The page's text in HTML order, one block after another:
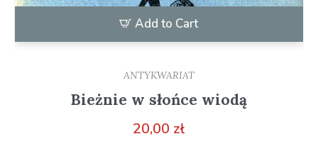
Add to Cart
ANTYKWARIAT
Bieżnie w słońce wiodą
20,00 zł